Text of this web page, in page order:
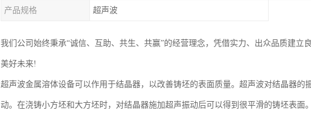
产品规格 超声波
我们公司始终秉承“诚信、互助、共生、共赢”的经营理念，凭借实力、出众品质建立
美好未来!
超声波金属溶体设备可以作用于结晶器，以改善铸坯的表面质量。超声波对结晶器
动。在浇铸小方坯和大方坯时，对结晶器施加超声振动后可以得到很平滑的铸坯表面。